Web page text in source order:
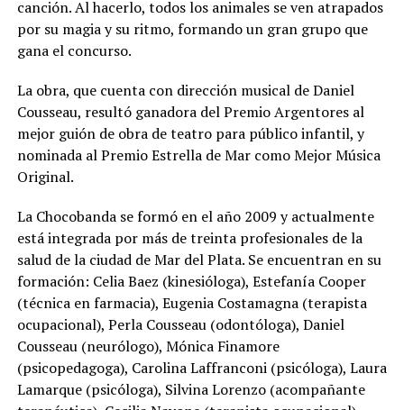
canción. Al hacerlo, todos los animales se ven atrapados
por su magia y su ritmo, formando un gran grupo que
gana el concurso.
La obra, que cuenta con dirección musical de Daniel
Cousseau, resultó ganadora del Premio Argentores al
mejor guión de obra de teatro para público infantil, y
nominada al Premio Estrella de Mar como Mejor Música
Original.
La Chocobanda se formó en el año 2009 y actualmente
está integrada por más de treinta profesionales de la
salud de la ciudad de Mar del Plata. Se encuentran en su
formación: Celia Baez (kinesióloga), Estefanía Cooper
(técnica en farmacia), Eugenia Costamagna (terapista
ocupacional), Perla Cousseau (odontóloga), Daniel
Cousseau (neurólogo), Mónica Finamore
(psicopedagoga), Carolina Laffranconi (psicóloga), Laura
Lamarque (psicóloga), Silvina Lorenzo (acompañante